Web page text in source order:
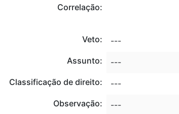
Correlação:
Veto:
---
Assunto:
---
Classificação de direito:
---
Observação:
---